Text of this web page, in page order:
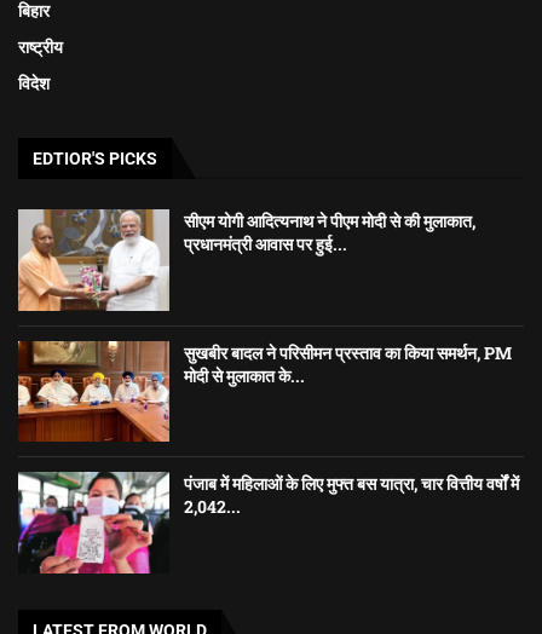
बिहार
राष्ट्रीय
विदेश
EDTIOR'S PICKS
सीएम योगी आदित्यनाथ ने पीएम मोदी से की मुलाकात,
प्रधानमंत्री आवास पर हुई...
सुखबीर बादल ने परिसीमन प्रस्ताव का किया समर्थन, PM
मोदी से मुलाकात के...
पंजाब में महिलाओं के लिए मुफ्त बस यात्रा, चार वित्तीय वर्षों में
2,042...